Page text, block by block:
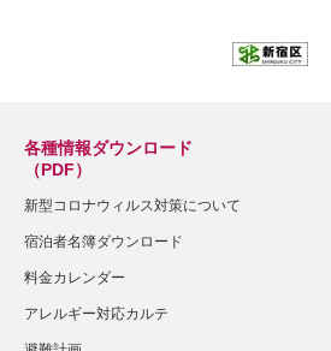
各種情報ダウンロード
（PDF）
新型コロナウィルス対策について
宿泊者名簿ダウンロード
料金カレンダー
アレルギー対応カルテ